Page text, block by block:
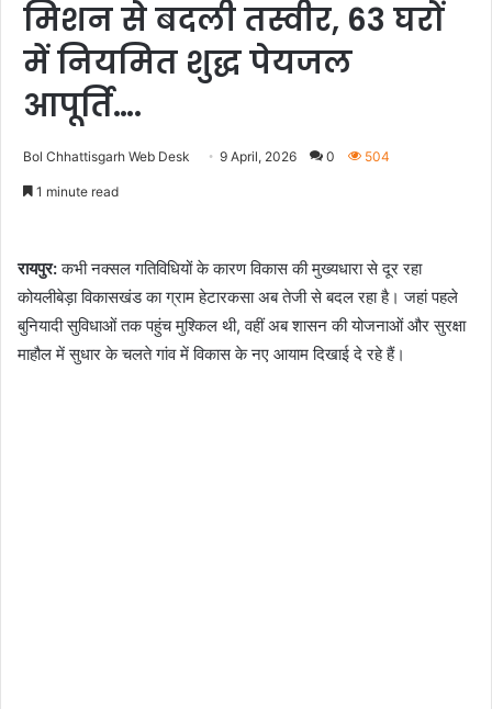
मिशन से बदली तस्वीर, 63 घरों
में नियमित शुद्ध पेयजल
आपूर्ति….
Bol Chhattisgarh Web Desk 9 April, 2026 0 504
1 minute read
रायपुर:कभी नक्सल गतिविधियों के कारण विकास की मुख्यधारा से दूर रहा
कोयलीबेड़ा विकासखंड का ग्राम हेटारकसा अब तेजी से बदल रहा है। जहां पहले
बुनियादी सुविधाओं तक पहुंच मुश्किल थी, वहीं अब शासन की योजनाओं और सुरक्षा
माहौल में सुधार के चलते गांव में विकास के नए आयाम दिखाई दे रहे हैं।